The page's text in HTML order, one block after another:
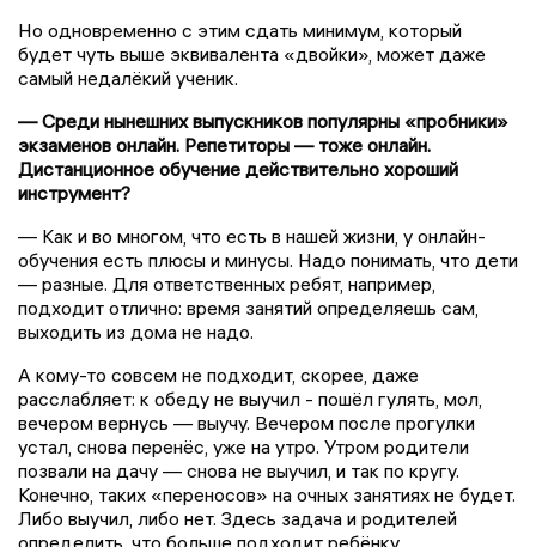
Но одновременно с этим сдать минимум, который
будет чуть выше эквивалента «двойки», может даже
самый недалёкий ученик.
— Среди нынешних выпускников популярны «пробники»
экзаменов онлайн. Репетиторы — тоже онлайн.
Дистанционное обучение действительно хороший
инструмент?
— Как и во многом, что есть в нашей жизни, у онлайн-
обучения есть плюсы и минусы. Надо понимать, что дети
— разные. Для ответственных ребят, например,
подходит отлично: время занятий определяешь сам,
выходить из дома не надо.
А кому-то совсем не подходит, скорее, даже
расслабляет: к обеду не выучил - пошёл гулять, мол,
вечером вернусь — выучу. Вечером после прогулки
устал, снова перенёс, уже на утро. Утром родители
позвали на дачу — снова не выучил, и так по кругу.
Конечно, таких «переносов» на очных занятиях не будет.
Либо выучил, либо нет. Здесь задача и родителей
определить, что больше подходит ребёнку.